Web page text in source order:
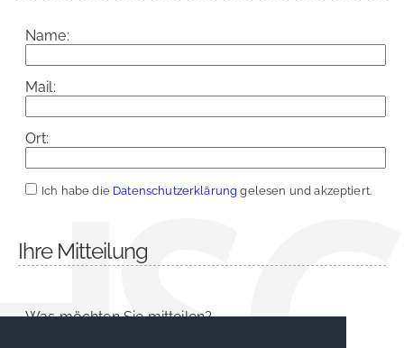
Name:
Mail:
Ort:
Ich habe die Datenschutzerklärung gelesen und akzeptiert.
Ihre Mitteilung
Was möchten Sie mitteilen?